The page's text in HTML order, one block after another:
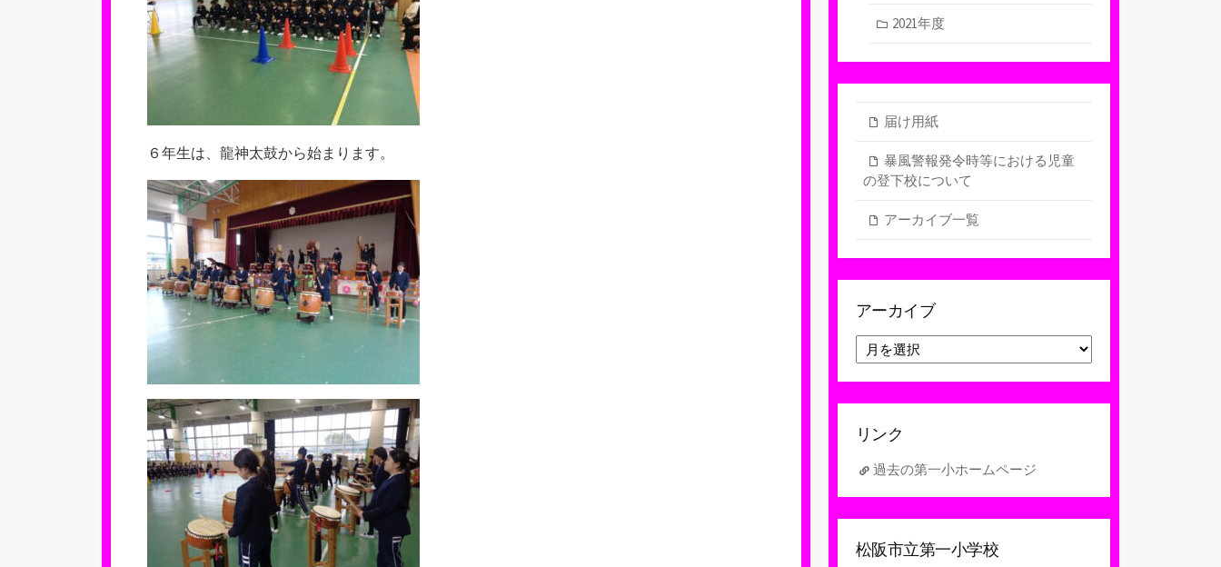
６年生は、龍神太鼓から始まります。
2021年度
届け用紙
暴風警報発令時等における児童
の登下校について
アーカイブ一覧
アーカイブ
ー
カ
イ
リンク
過去の第一小ホームページ
松阪市立第一小学校